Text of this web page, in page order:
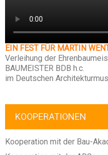
EIN FEST FÜR MARTIN
Verleihung der
BAUMEISTER BDB h.c.
im Deutschen
KOOPERATIONEN
Kooperation mit der Bau-